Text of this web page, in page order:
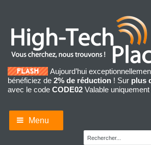
Aujourd’hui
bénéficiez de 2% de réduction ! Sur plus
avec le code CODE02 Valable
Menu